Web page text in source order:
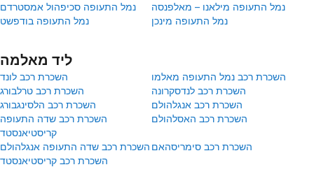
נמל התעופה סכיפהול אמסטרדם
נמל התעופה מילאנו – מאלפנסה
נמל התעופה בודפשט
נמל התעופה מינכן
ליד מאלמה
השכרת רכב לונד
השכרת רכב נמל התעופה מאלמו
השכרת רכב טרלבורג
השכרת רכב לנדסקרונה
השכרת רכב הלסינגבורג
השכרת רכב אנגלהולם
השכרת רכב שדה התעופה
קריסטיאנסטד
השכרת רכב האסלהולם
השכרת רכב שדה התעופה אנגלהולם השכרת רכב סימריסהאם
השכרת רכב קריסטיאנסטד